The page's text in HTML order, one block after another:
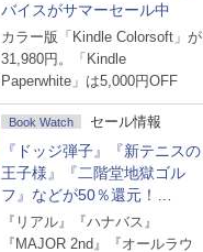
バイスがサマーセール中
カラー版「Kindle Colorsoft」が
31,980円。「Kindle
Paperwhite」は5,000円OFF
Book Watch セール情報
『ドッジ弾子』『新テニスの
王子様』『二階堂地獄ゴル
フ』などが50％還元！
Amazonマンガ週末セール
『リアル』『ハナバス』
『MAJOR 2nd』『オールラウ